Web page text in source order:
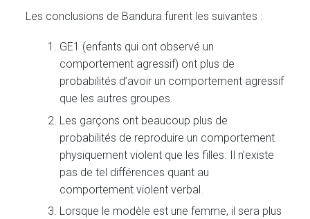
Les conclusions de Bandura furent les suivantes :
GE1 (enfants qui ont observé un
comportement agressif) ont plus de
probabilités d’avoir un comportement agressif
que les autres groupes.
Les garçons ont beaucoup plus de
probabilités de reproduire un comportement
physiquement violent que les filles. Il n’existe
pas de tel différences quant au
comportement violent verbal.
Lorsque le modèle est une femme, il sera plus